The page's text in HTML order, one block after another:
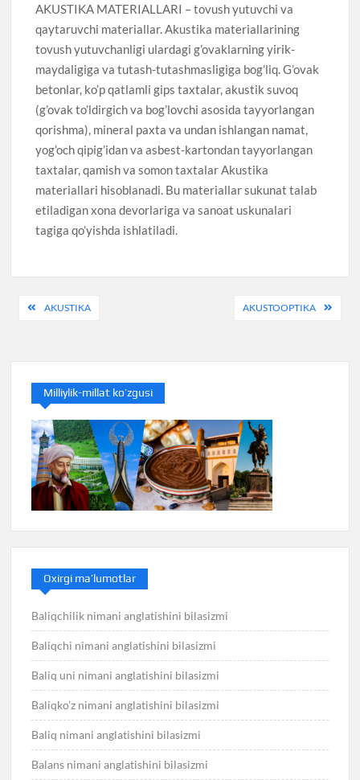
AKUSTIKA MATERIALLARI – tovush yutuvchi va
qaytaruvchi materiallar. Akustika materiallarining
tovush yutuvchanligi ulardagi g’ovaklarning yirik-
maydaligiga va tutash-tutashmasligiga bog’liq. G’ovak
betonlar, ko’p qatlamli gips taxtalar, akustik suvoq
(g’ovak to’ldirgich va bog’lovchi asosida tayyorlangan
qorishma), mineral paxta va undan ishlangan namat,
yog’och qipig’idan va asbest-kartondan tayyorlangan
taxtalar, qamish va somon taxtalar Akustika
materiallari hisoblanadi. Bu materiallar sukunat talab
etiladigan xona devorlariga va sanoat uskunalari
tagiga qo’yishda ishlatiladi.
PostAKUSTIKA AKUSTOOPTIKA
Milliylik-millat ko’zgusi
Oxirgi ma’lumotlar
Baliqchilik nimani anglatishini bilasizmi
Baliqchi nimani anglatishini bilasizmi
Baliq uni nimani anglatishini bilasizmi
Baliqko’z nimani anglatishini bilasizmi
Baliq nimani anglatishini bilasizmi
Balans nimani anglatishini bilasizmi